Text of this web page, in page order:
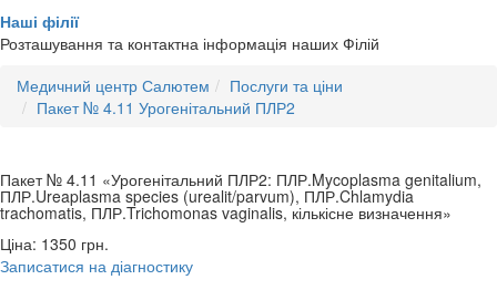
Наші філії
Розташування та контактна інформація наших Філій
Медичний центр Салютем
Послуги та ціни
Пакет № 4.11 Урогенітальний ПЛР2
Пакет № 4.11 «Урогенітальний ПЛР2: ПЛР.Mycoplasma genitalium,
ПЛР.Ureaplasma species (urealit/parvum), ПЛР.Chlamydia
trachomatis, ПЛР.Trichomonas vaginalis, кількісне визначення»
Ціна: 1350 грн.
Записатися на діагностику